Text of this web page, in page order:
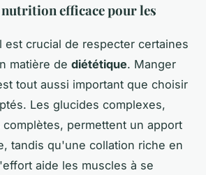
nutrition efficace pour les
est crucial de respecter certaines
matière de diététique. Manger
tout aussi important que choisir
Les glucides complexes,
permettent un apport
tandis qu'une collation riche en
aide les muscles à se